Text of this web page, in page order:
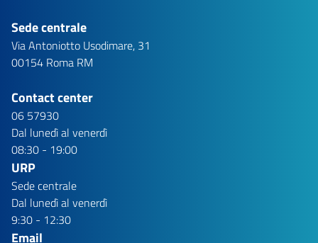
Sede centrale
Via Antoniotto Usodimare, 31
00154 Roma RM
Contact center
06 57930
Dal lunedì al venerdì
08:30 - 19:00
URP
Sede centrale
Dal lunedì al venerdì
9:30 - 12:30
Email